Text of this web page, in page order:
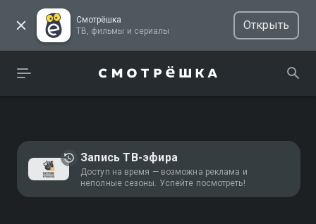
Смотрёшка
ТВ, фильмы и сериалы
Открыть
Запись ТВ-эфира
Доступ на время — возможна реклама и
неполные сезоны. Успейте посмотреть!